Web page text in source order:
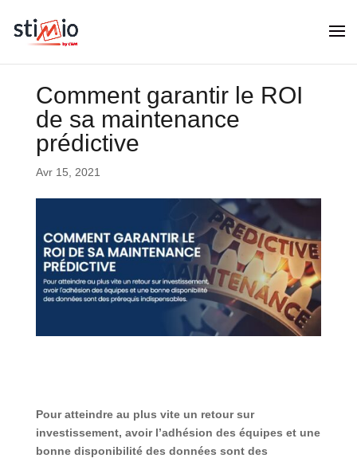
Comment garantir le ROI
de sa maintenance
prédictive
Avr 15, 2021
Pour atteindre au plus vite un retour sur
investissement, avoir l’adhésion des équipes et une
bonne disponibilité des données sont des